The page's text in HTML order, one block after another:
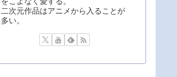
二次元作品はアニメから入ることが
多い。